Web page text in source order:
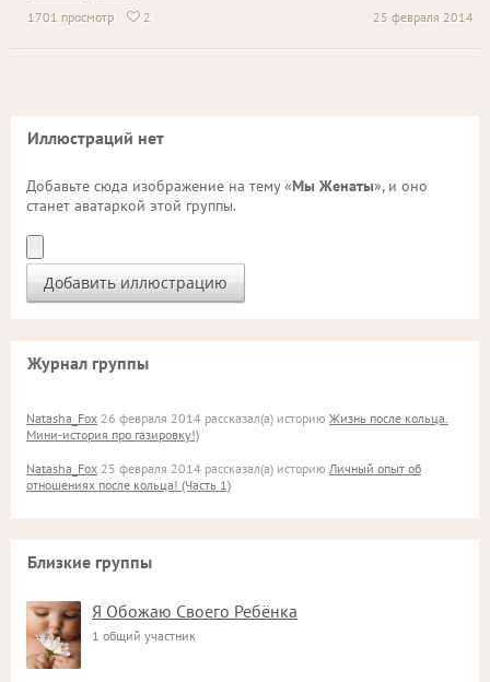
25 февраля 2014
1701 просмотр  2
Иллюстраций нет
Добавьте сюда изображение на тему «Мы Женаты», и оно
станет аватаркой этой группы.
Журнал группы
Natasha_Fox 26 февраля 2014 рассказал(а) историю Жизнь после кольца.
Мини-история про газировку!)
Natasha_Fox 25 февраля 2014 рассказал(а) историю Личный опыт об
отношениях после кольца! (Часть 1)
Близкие группы
Я Обожаю Своего Ребёнка
1 общий участник